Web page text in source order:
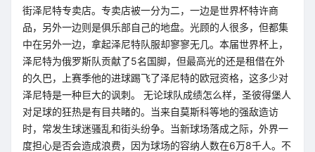
街泽尼特专卖店。专卖店被一分为二，一边是世界杯特许商
品，另外一边则是俱乐部自己的地盘。光顾的人很多，但都集
中在另外一边，拿起泽尼特队服却寥寥无几。本届世界杯上，
泽尼特为俄罗斯队贡献了5名国脚，但最高光的还是租借在外
的久巴，上赛季他的进球踢飞了泽尼特的欧冠资格，这多少对
泽尼特是一种巨大的讽刺。 无论球队成绩怎么样，圣彼得堡人
对足球的狂热是有目共睹的。当来自莫斯科等地的强敌造访
时，常发生球迷骚乱和街头纷争。当新球场落成之际，外界一
度担心是否会造成浪费，因为球场的容纳人数在6万8千人。不